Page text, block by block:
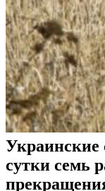
Украинские
сутки семь